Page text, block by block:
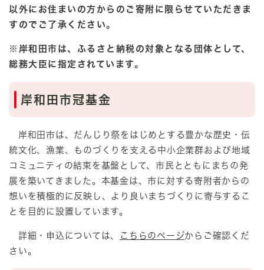
以外にお住まいの方からのご寄附に限らせていただきま
すのでご了承ください。
※岸和田市は、ふるさと納税の対象となる団体​として、
総務大臣に指定されています。
岸和田市冠基金
岸和田市は、だんじり祭をはじめとする豊かな歴史・伝
統文化、漁業、ものづくりを支える中小企業群および地域
コミュニティの結束を基盤として、市民とともにまちの発
展を築いてきました。本基金は、市に対する寄附者からの
想いを積極的に反映し、より良いまちづくりに寄与するこ
とを目的に設置しています。
詳細・申込については、 こちらのページからご確認くだ
さい。